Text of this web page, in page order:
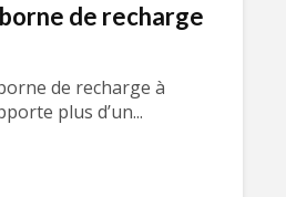
de recharge
de recharge à
plus d’un...